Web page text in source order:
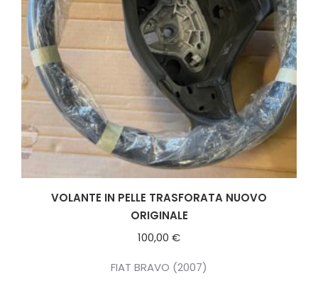
VOLANTE IN PELLE TRASFORATA NUOVO
ORIGINALE
100,00 €
FIAT BRAVO (2007)